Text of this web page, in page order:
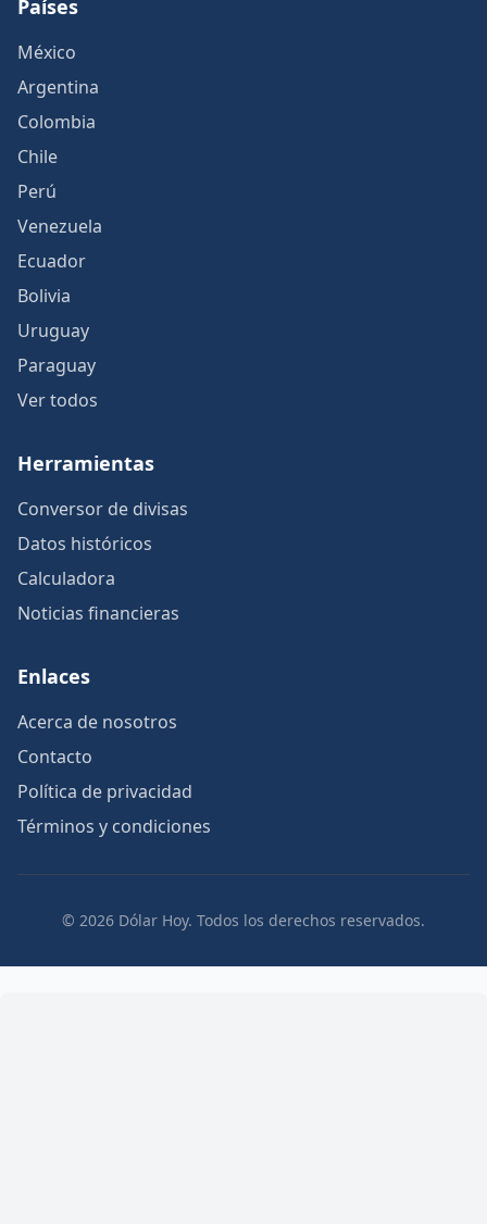
Países
México
Argentina
Colombia
Chile
Perú
Venezuela
Ecuador
Bolivia
Uruguay
Paraguay
Ver todos
Herramientas
Conversor de divisas
Datos históricos
Calculadora
Noticias financieras
Enlaces
Acerca de nosotros
Contacto
Política de privacidad
Términos y condiciones
© 2026 Dólar Hoy. Todos los derechos reservados.